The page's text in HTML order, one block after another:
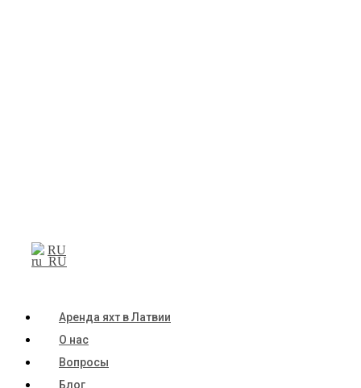
RU
Аренда яхт в Латвии
О нас
Вопросы
Блог